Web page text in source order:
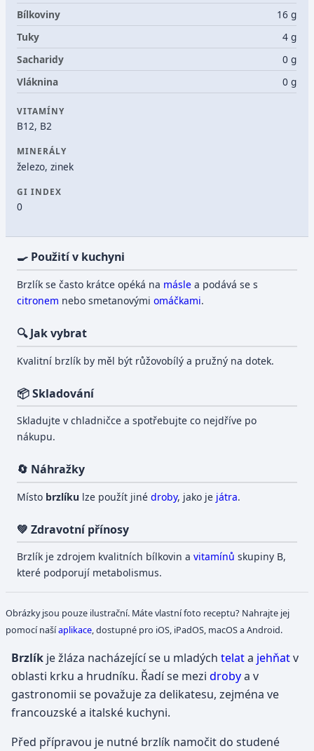
Bílkoviny
16 g
Tuky
4 g
Sacharidy
0 g
Vláknina
0 g
VITAMÍNY
B12, B2
MINERÁLY
železo, zinek
GI INDEX
0
🍳 Použití v kuchyni
Brzlík se často krátce opéká na másle a podává se s
citronem nebo smetanovýmiomáčkami.
🔍 Jak vybrat
Kvalitní brzlík by měl být růžovobílý a pružný na dotek.
📦 Skladování
Skladujte v chladničce a spotřebujte co nejdříve po
nákupu.
🔄 Náhražky
Místo brzlíku lze použít jinédroby, jako je játra.
💚 Zdravotní přínosy
Brzlík je zdrojem kvalitních bílkovin avitamínů skupiny B,
které podporují metabolismus.
Obrázky jsou pouze ilustrační. Máte vlastní foto receptu? Nahrajte jej
pomocí našíaplikace , dostupné pro iOS, iPadOS, macOS a Android.
Brzlík je žláza nacházející se u mladých telata jehňatv
oblasti krku a hrudníku. Řadí se mezi drobya v
gastronomii se považuje za delikatesu, zejména ve
francouzské a italské kuchyni.
Před přípravou je nutné brzlík namočit do studené